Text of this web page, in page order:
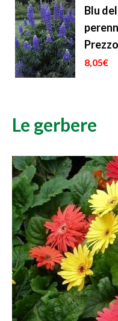
Blu
8,05€
Le gerbere